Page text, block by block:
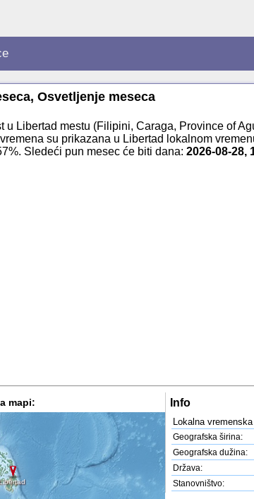
Osvetljenje meseca
Libertad mestu (Filipini, Caraga, Province of
su prikazana u Libertad lokalnom
Sledeći pun mesec će biti dana: 2026-08-28,
mapi: Info
Lokalna
Geografska širina:
Geografska dužina:
Država:
Stanovništvo: